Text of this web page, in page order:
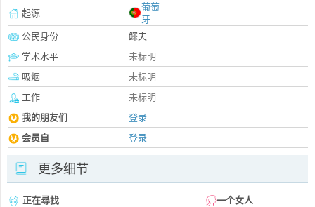
起源
葡萄
牙
公民身份
鳏夫
学术水平
未标明
吸烟
未标明
工作
未标明
我的朋友们
登录
会员自
登录
更多细节
正在尋找
一个女人